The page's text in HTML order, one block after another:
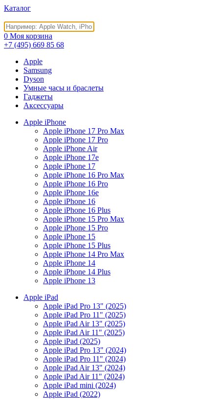
Каталог
0 Моя корзина
+7 (495) 669 85 68
Apple
Samsung
Dyson
Умные часы и браслеты
Гаджеты
Аксессуары
Apple iPhone
Apple iPhone 17 Pro Max
Apple iPhone 17 Pro
Apple iPhone Air
Apple iPhone 17e
Apple iPhone 17
Apple iPhone 16 Pro Max
Apple iPhone 16 Pro
Apple iPhone 16e
Apple iPhone 16
Apple iPhone 16 Plus
Apple iPhone 15 Pro Max
Apple iPhone 15 Pro
Apple iPhone 15
Apple iPhone 15 Plus
Apple iPhone 14 Pro Max
Apple iPhone 14
Apple iPhone 14 Plus
Apple iPhone 13
Apple iPad
Apple iPad Pro 13" (2025)
Apple iPad Pro 11" (2025)
Apple iPad Air 13" (2025)
Apple iPad Air 11" (2025)
Apple iPad (2025)
Apple iPad Pro 13" (2024)
Apple iPad Pro 11" (2024)
Apple iPad Air 13" (2024)
Apple iPad Air 11" (2024)
Apple iPad mini (2024)
Apple iPad (2022)